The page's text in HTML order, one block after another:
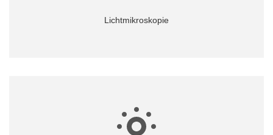
Lichtmikroskopie
Mehr...